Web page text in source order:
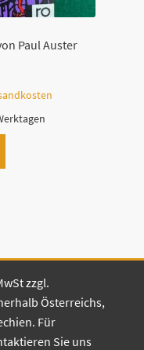
Paul Auster
zzgl.
Österreichs,
Für
Sie uns